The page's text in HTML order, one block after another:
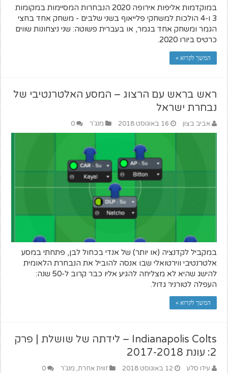
במוקדמות אליפות אירופה 2020 הנבחרות המסיימות במקומות
3 ו-4 הולכות למשחקי פלייאוף בשני שלבים - משחק אחד בחצי
הגמר ומשחק אחד בגמר, או בעברית פשוטה: שני ניצחונות שווים
כרטיס ביורו 2020.
המשך לקרוא »
ראש בראש עם הרצוג – המסע האלטרנטיבי של
נבחרת ישראל
אביב בצון 16 באוגוסט 2018 מנג'ר 0
במקביל לקדנציה (או יותר) של אנדי בכחול לבן, פתחתי במסע
אלטרנטיבי ווירטואלי שבו אנסה להוביל את הנבחרת הלאומית
להישג שהיא לא מצליחה להגיע אליו כבר קרוב ל-50 שנה:
העפלה לטורניר גדול.
המשך לקרוא »
Indianapolis Colts – לידתה של שושלת | פרק
2: עונת 2017-2018
עידו סלע 12 באוגוסט 2018 זווית אחרת, מנג'ר 0